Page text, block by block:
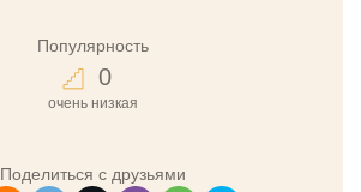
Популярность
0
очень низкая
Поделиться с друзьями